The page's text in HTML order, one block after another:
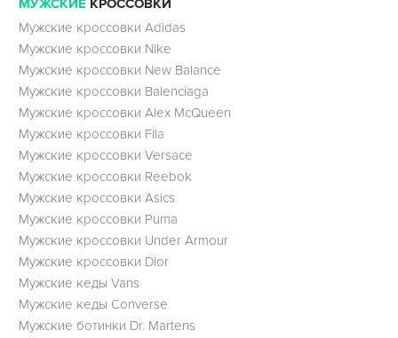
МУЖСКИЕ КРОССОВКИ
Мужские кроссовки Adidas
Мужские кроссовки Nike
Мужские кроссовки New Balance
Мужские кроссовки Balenciaga
Мужские кроссовки Alex McQueen
Мужские кроссовки Fila
Мужские кроссовки Versace
Мужские кроссовки Reebok
Мужские кроссовки Asics
Мужские кроссовки Puma
Мужские кроссовки Under Armour
Мужские кроссовки Dior
Мужские кеды Vans
Мужские кеды Converse
Мужские ботинки Dr. Martens